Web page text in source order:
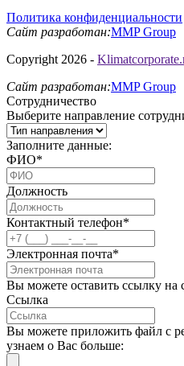
Политика конфиденциальности
Сайт разработан:MMP Group
Copyright 2026 -
Сайт разработан:MMP Group
Сотрудничество
Выберите направление
Заполните данные:
ФИО*
Должность
Контактный телефон*
Электронная почта*
Вы можете оставить ссылку на
Ссылка
Вы можете приложить файл с
узнаем о Вас больше: